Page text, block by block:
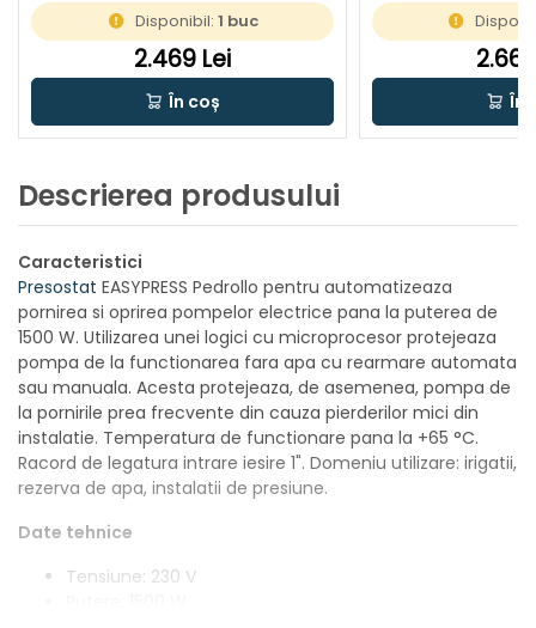
Disponibil: 1 buc
2.469 Lei
În coș În
Descrierea produsului
Caracteristici
Presostat EASYPRESS Pedrollo pentru automatizeaza
pornirea si oprirea pompelor electrice pana la puterea de
1500 W. Utilizarea unei logici cu microprocesor protejeaza
pompa de la functionarea fara apa cu rearmare automata
sau manuala. Acesta protejeaza, de asemenea, pompa de
la pornirile prea frecvente din cauza pierderilor mici din
instalatie. Temperatura de functionare pana la +65 °C.
Racord de legatura intrare iesire 1". Domeniu utilizare: irigatii,
rezerva de apa, instalatii de presiune.
Date tehnice
Tensiune: 230 V